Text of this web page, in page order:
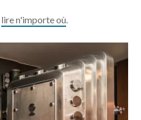
lire n'importe où.